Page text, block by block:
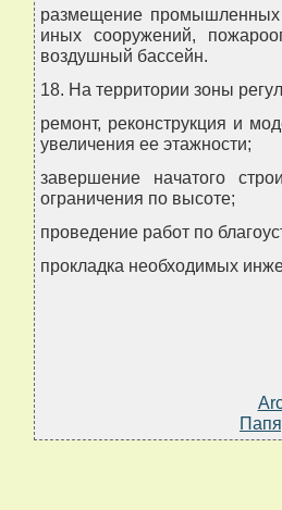
размещение промышленных
иных сооружений,
воздушный бассейн.
18. На территории зоны
ремонт, реконструкция и
увеличения ее этажности;
завершение начатого
ограничения по высоте;
проведение работ по
прокладка необходимых